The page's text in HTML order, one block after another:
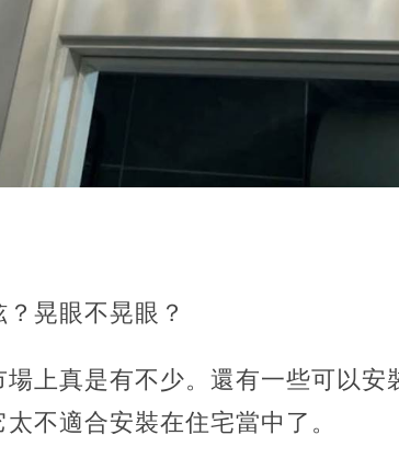
晃眼不晃眼？
上真是有不少。還有一些可以安
不適合安裝在住宅當中了。